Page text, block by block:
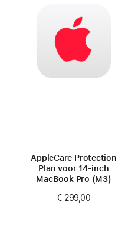
AppleCare Protection
Plan voor 14‑inch
MacBook Pro (M3)
€ 299,00